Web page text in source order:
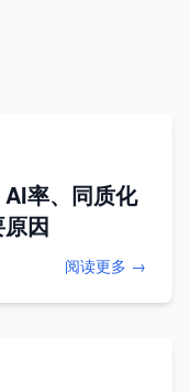
率、同质化
因
阅读更多 →